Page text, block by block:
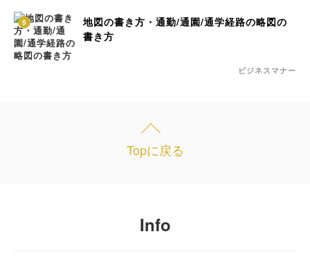
5
地図の書き方・通勤/通園/通学経路の略図の
書き方
ビジネスマナー
Topに戻る
Info